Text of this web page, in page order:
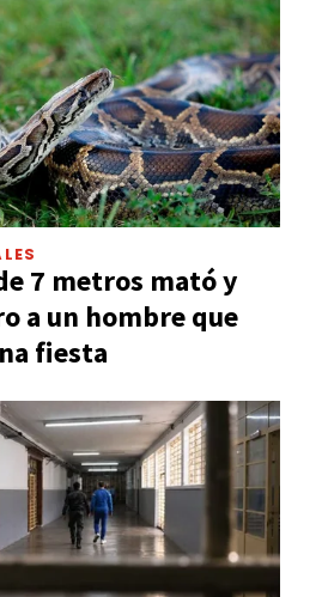
7 metros mató y
a un hombre que
fiesta